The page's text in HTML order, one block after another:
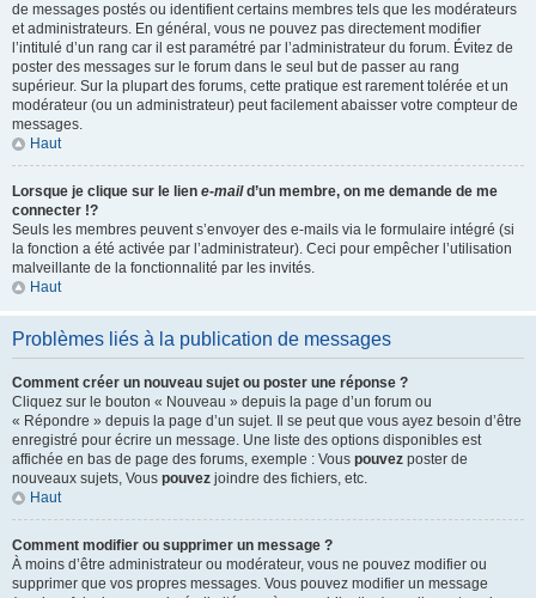
de messages postés ou identifient certains membres tels que les modérateurs
et administrateurs. En général, vous ne pouvez pas directement modifier
l’intitulé d’un rang car il est paramétré par l’administrateur du forum. Évitez de
poster des messages sur le forum dans le seul but de passer au rang
supérieur. Sur la plupart des forums, cette pratique est rarement tolérée et un
modérateur (ou un administrateur) peut facilement abaisser votre compteur de
messages.
Haut
Lorsque je clique sur le lien e-maild’un membre, on me demande de me
connecter !?
Seuls les membres peuvent s’envoyer des e-mails via le formulaire intégré (si
la fonction a été activée par l’administrateur). Ceci pour empêcher l’utilisation
malveillante de la fonctionnalité par les invités.
Haut
Problèmes liés à la publication de messages
Comment créer un nouveau sujet ou poster une réponse ?
Cliquez sur le bouton « Nouveau » depuis la page d’un forum ou
« Répondre » depuis la page d’un sujet. Il se peut que vous ayez besoin d’être
enregistré pour écrire un message. Une liste des options disponibles est
affichée en bas de page des forums, exemple : Vous pouvez poster de
nouveaux sujets, Vous pouvez joindre des fichiers, etc.
Haut
Comment modifier ou supprimer un message ?
À moins d’être administrateur ou modérateur, vous ne pouvez modifier ou
supprimer que vos propres messages. Vous pouvez modifier un message